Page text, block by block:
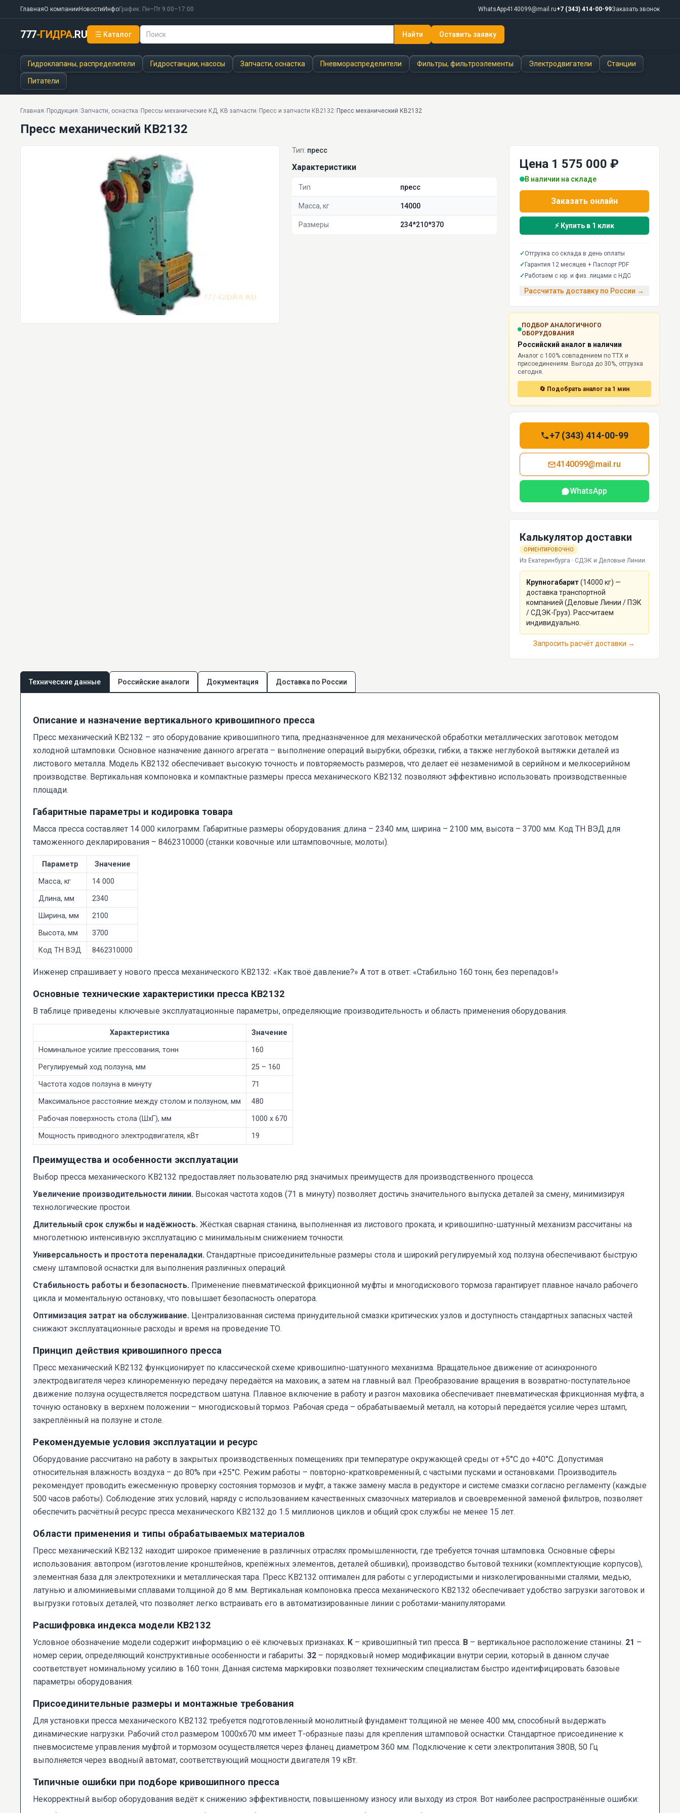
ГлавнаяО компании Новости ИнфоГрафик: Пн–Пт 9:00–17:00 WhatsApp4140099@mail.ru+7 (343) 414-00-99Заказать звонок
777-ГИДРА.RU ☰ Каталог Найти Оставить заявку
Гидроклапаны, распределители Гидростанции, насосы Запчасти, оснастка Пневмораспределители Фильтры, фильтроэлементы Электродвигатели Станции
Питатели
Главная/ Продукция/Запчасти, оснастка/ Прессы механические КД, КВ запчасти/ Пресс и запчасти КВ2132/ Пресс механический КВ2132
Пресс механический КВ2132
Пресс механический КВ2132
Тип: пресс
Характеристики
Тип пресс
Масса, кг 14000
Размеры 234*210*370
Цена 1 575 000 ₽
В наличии на складе
Заказать онлайн
⚡ Купить в 1 клик
✓Отгрузка со склада в день оплаты
✓ Гарантия 12 месяцев + Паспорт PDF
✓ Работаем с юр. и физ. лицами с НДС
Рассчитать доставку по России →
ПОДБОР АНАЛОГИЧНОГО
ОБОРУДОВАНИЯ
Российский аналог в наличии
Аналог с 100% совпадением по ТТХ и
присоединениям. Выгода до 30%, отгрузка
сегодня.
🔄 Подобрать аналог за 1 мин
+7 (343) 414-00-99
4140099@mail.ru
WhatsApp
Калькулятор доставки
ОРИЕНТИРОВОЧНО
Из Екатеринбурга · СДЭК и Деловые Линии.
Крупногабарит(14000 кг) —
доставка транспортной
компанией (Деловые Линии / ПЭК
/ СДЭК-Груз). Рассчитаем
индивидуально.
Запросить расчёт доставки →
Технические данные Российские аналоги Документация Доставка по России
Описание и назначение вертикального кривошипного пресса
Пресс механический КВ2132 – это оборудование кривошипного типа, предназначенное для механической обработки металлических заготовок методом
холодной штамповки. Основное назначение данного агрегата – выполнение операций вырубки, обрезки, гибки, а также неглубокой вытяжки деталей из
листового металла. Модель КВ2132 обеспечивает высокую точность и повторяемость размеров, что делает её незаменимой в серийном и мелкосерийном
производстве. Вертикальная компоновка и компактные размеры пресса механического КВ2132 позволяют эффективно использовать производственные
площади.
Габаритные параметры и кодировка товара
Масса пресса составляет 14 000 килограмм. Габаритные размеры оборудования: длина – 2340 мм, ширина – 2100 мм, высота – 3700 мм. Код ТН ВЭД для
таможенного декларирования – 8462310000 (станки ковочные или штамповочные; молоты).
Параметр
Значение
Масса, кг
14 000
Длина, мм
2340
Ширина, мм
2100
Высота, мм
3700
Код ТН ВЭД
8462310000
Инженер спрашивает у нового пресса механического КВ2132: «Как твоё давление?» А тот в ответ: «Стабильно 160 тонн, без перепадов!»
Основные технические характеристики пресса КВ2132
В таблице приведены ключевые эксплуатационные параметры, определяющие производительность и область применения оборудования.
Характеристика
Значение
Номинальное усилие прессования, тонн
160
Регулируемый ход ползуна, мм
25 – 160
Частота ходов ползуна в минуту
71
Максимальное расстояние между столом и ползуном, мм
480
Рабочая поверхность стола (ШхГ), мм
1000 х 670
Мощность приводного электродвигателя, кВт
19
Преимущества и особенности эксплуатации
Выбор пресса механического КВ2132 предоставляет пользователю ряд значимых преимуществ для производственного процесса.
Увеличение производительности линии. Высокая частота ходов (71 в минуту) позволяет достичь значительного выпуска деталей за смену, минимизируя
технологические простои.
Длительный срок службы и надёжность. Жёсткая сварная станина, выполненная из листового проката, и кривошипно-шатунный механизм рассчитаны на
многолетнюю интенсивную эксплуатацию с минимальным снижением точности.
Универсальность и простота переналадки. Стандартные присоединительные размеры стола и широкий регулируемый ход ползуна обеспечивают быструю
смену штамповой оснастки для выполнения различных операций.
Стабильность работы и безопасность. Применение пневматической фрикционной муфты и многодискового тормоза гарантирует плавное начало рабочего
цикла и моментальную остановку, что повышает безопасность оператора.
Оптимизация затрат на обслуживание. Централизованная система принудительной смазки критических узлов и доступность стандартных запасных частей
снижают эксплуатационные расходы и время на проведение ТО.
Принцип действия кривошипного пресса
Пресс механический КВ2132 функционирует по классической схеме кривошипно-шатунного механизма. Вращательное движение от асинхронного
электродвигателя через клиноременную передачу передаётся на маховик, а затем на главный вал. Преобразование вращения в возвратно-поступательное
движение ползуна осуществляется посредством шатуна. Плавное включение в работу и разгон маховика обеспечивает пневматическая фрикционная муфта, а
точную остановку в верхнем положении – многодисковый тормоз. Рабочая среда – обрабатываемый металл, на который передаётся усилие через штамп,
закреплённый на ползуне и столе.
Рекомендуемые условия эксплуатации и ресурс
Оборудование рассчитано на работу в закрытых производственных помещениях при температуре окружающей среды от +5°С до +40°С. Допустимая
относительная влажность воздуха – до 80% при +25°С. Режим работы – повторно-кратковременный, с частыми пусками и остановками. Производитель
рекомендует проводить ежесменную проверку состояния тормозов и муфт, а также замену масла в редукторе и системе смазки согласно регламенту (каждые
500 часов работы). Соблюдение этих условий, наряду с использованием качественных смазочных материалов и своевременной заменой фильтров, позволяет
обеспечить расчётный ресурс пресса механического КВ2132 до 1.5 миллионов циклов и общий срок службы не менее 15 лет.
Области применения и типы обрабатываемых материалов
Пресс механический КВ2132 находит широкое применение в различных отраслях промышленности, где требуется точная штамповка. Основные сферы
использования: автопром (изготовление кронштейнов, крепёжных элементов, деталей обшивки), производство бытовой техники (комплектующие корпусов),
элементная база для электротехники и металлическая тара. Пресс КВ2132 оптимален для работы с углеродистыми и низколегированными сталями, медью,
латунью и алюминиевыми сплавами толщиной до 8 мм. Вертикальная компоновка пресса механического КВ2132 обеспечивает удобство загрузки заготовок и
выгрузки готовых деталей, что позволяет легко встраивать его в автоматизированные линии с роботами-манипуляторами.
Расшифровка индекса модели КВ2132
Условное обозначение модели содержит информацию о её ключевых признаках. К – кривошипный тип пресса. В – вертикальное расположение станины. 21 –
номер серии, определяющий конструктивные особенности и габариты. 32 – порядковый номер модификации внутри серии, который в данном случае
соответствует номинальному усилию в 160 тонн. Данная система маркировки позволяет техническим специалистам быстро идентифицировать базовые
параметры оборудования.
Присоединительные размеры и монтажные требования
Для установки пресса механического КВ2132 требуется подготовленный монолитный фундамент толщиной не менее 400 мм, способный выдержать
динамические нагрузки. Рабочий стол размером 1000х670 мм имеет Т-образные пазы для крепления штамповой оснастки. Стандартное присоединение к
пневмосистеме управления муфтой и тормозом осуществляется через фланец диаметром 360 мм. Подключение к сети электропитания 380В, 50 Гц
выполняется через вводный автомат, соответствующий мощности двигателя 19 кВт.
Типичные ошибки при подборе кривошипного пресса
Некорректный выбор оборудования ведёт к снижению эффективности, повышенному износу или выходу из строя. Вот наиболее распространённые ошибки: